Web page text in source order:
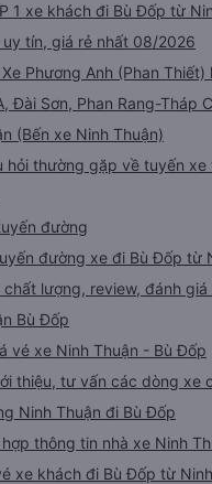
1 xe khách đi Bù Đốp từ
tín, giá rẻ nhất 08/2026
Xe Phương Anh (Phan
Đài Sơn, Phan Rang-Tháp
(Bến xe Ninh Thuận)
hỏi thường gặp về tuyến xe
đường
đường xe đi Bù Đốp từ
chất lượng, review, đánh
Bù Đốp
vé xe Ninh Thuận - Bù Đốp
thiệu, tư vấn các dòng xe
Ninh Thuận đi Bù Đốp
thông tin nhà xe Ninh
xe khách đi Bù Đốp từ